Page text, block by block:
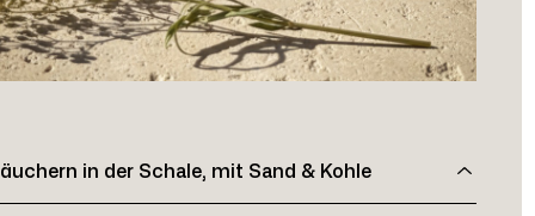
in der Schale, mit Sand & Kohle